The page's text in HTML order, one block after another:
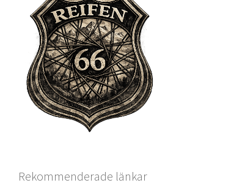
Rekommenderade länkar